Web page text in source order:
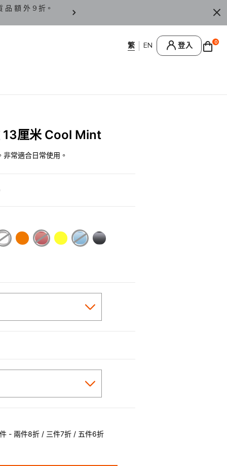
品 額 外 9 折。 香 港 / 澳 門 訂 單 滿
登入 0
13厘米 Cool Mint
常適合日常使用。
- 兩件8折 / 三件7折 / 五件6折